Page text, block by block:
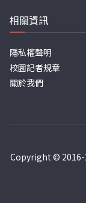
相關資訊
隱私權聲明
校園記者規章
關於我們
Copyright © 2016-